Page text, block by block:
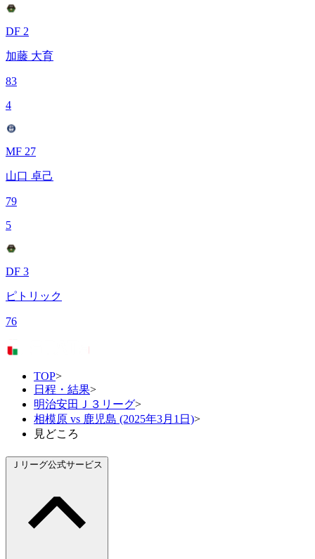
DF 2
加藤 大育
83
4
MF 27
山口 卓己
79
5
DF 3
ピトリック
76
TOP>
日程・結果>
明治安田Ｊ３リーグ>
相模原 vs 鹿児島 (2025年3月1日)>
見どころ
Ｊリーグ公式サービス